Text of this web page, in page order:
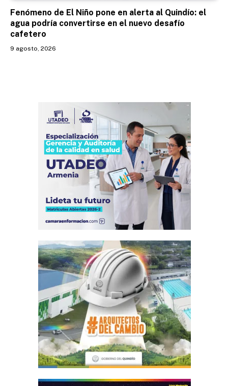
Fenómeno de El Niño pone en alerta al Quindío: el
agua podría convertirse en el nuevo desafío
cafetero
9 agosto, 2026